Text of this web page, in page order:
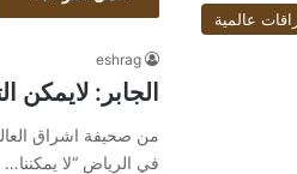
عالمية
eshrag
الجابر: لايمكن
في الرياض “لا يمكننا…